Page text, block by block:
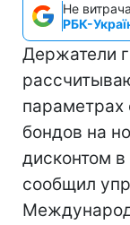
Не
РБК-
Держатели
параметрах
бондов на
дисконтом
сообщил